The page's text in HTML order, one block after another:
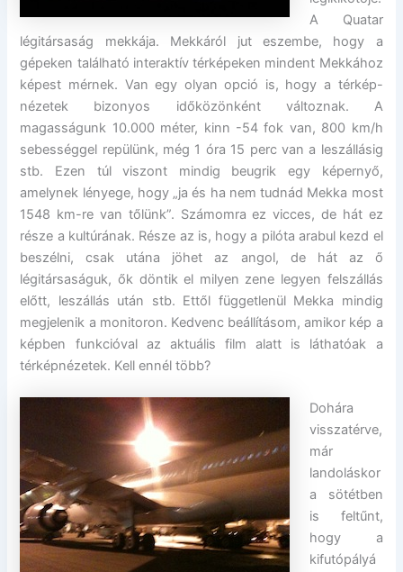
A Quatar
légitársaság mekkája. Mekkáról jut eszembe, hogy a
gépeken található interaktív térképeken mindent Mekkához
képest mérnek. Van egy olyan opció is, hogy a térkép-
nézetek bizonyos időközönként változnak. A
magasságunk 10.000 méter, kinn -54 fok van, 800 km/h
sebességgel repülünk, még 1 óra 15 perc van a leszállásig
stb. Ezen túl viszont mindig beugrik egy képernyő,
amelynek lényege, hogy „ja és ha nem tudnád Mekka most
1548 km-re van tőlünk”. Számomra ez vicces, de hát ez
része a kultúrának. Része az is, hogy a pilóta arabul kezd el
beszélni, csak utána jöhet az angol, de hát az ő
légitársaságuk, ők döntik el milyen zene legyen felszállás
előtt, leszállás után stb. Ettől függetlenül Mekka mindig
megjelenik a monitoron. Kedvenc beállításom, amikor kép a
képben funkcióval az aktuális film alatt is láthatóak a
térképnézetek. Kell ennél több?
Dohára
visszatérve,
már
landoláskor
a sötétben
is feltűnt,
hogy a
kifutópályá